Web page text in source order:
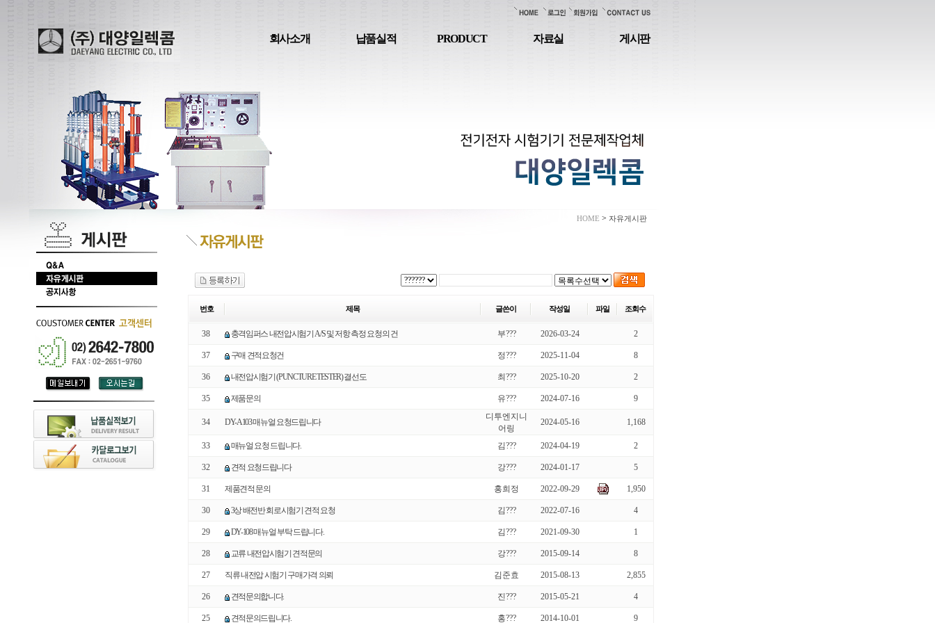
회사소개 납품실적 PRODUCT 자료실 게시판
HOME > 자유게시판
번호 제목 글쓴이 작성일 파일 조회수
38 충격임퍼스 내전압시험기 A/S 및 저항 측정 요청의 건 부??? 2026-03-24 2
37 구매 견적요청건 정??? 2025-11-04 8
36 내전압시험기 (PUNCTURE TESTER) 결선도 최??? 2025-10-20 2
35 제품문의 유??? 2024-07-16 9
34 DY-A103 매뉴얼 요청드립니다
디투엔지니
어링
2024-05-16 1,168
33 매뉴얼 요청 드립니다. 김??? 2024-04-19 2
32 견적 요청드립니다 강??? 2024-01-17 5
31 제품견적 문의 홍희정 2022-09-29 1,950
30 3상 배전반 회로시험기 견적 요청 김??? 2022-07-16 4
29 DY-108 매뉴얼 부탁 드립니다. 김??? 2021-09-30 1
28 교류 내전압시험기 견적문의 강??? 2015-09-14 8
27 직류 내전압 시험기 구매가격 의뢰 김준효 2015-08-13 2,855
26 견적문의합니다. 진??? 2015-05-21 4
25 견적문의드립니다. 홍??? 2014-10-01 9